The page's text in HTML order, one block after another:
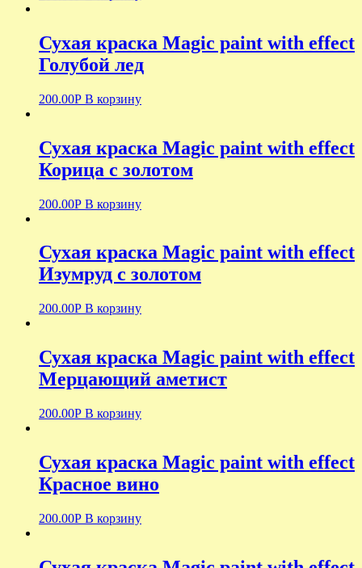
Сухая краска Magic paint with effect
Голубой лед
200.00Р В корзину
Сухая краска Magic paint with effect
Корица с золотом
200.00Р В корзину
Сухая краска Magic paint with effect
Изумруд с золотом
200.00Р В корзину
Сухая краска Magic paint with effect
Мерцающий аметист
200.00Р В корзину
Сухая краска Magic paint with effect
Красное вино
200.00Р В корзину